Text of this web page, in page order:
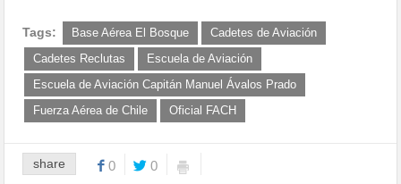
Tags: Base Aérea El Bosque
Cadetes de Aviación
Cadetes Reclutas
Escuela de Aviación
Escuela de Aviación Capitán Manuel Ávalos Prado
Fuerza Aérea de Chile
Oficial FACH
share 0 0